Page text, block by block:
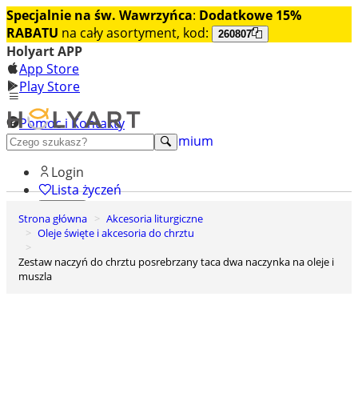
Specjalnie na św. Wawrzyńca: Dodatkowe 15%
RABATU na cały asortyment, kod: 260807
Holyart APP
App Store
Play Store
Pomoc i Kontakty
+48 222 922 860
Odkryj premium
Login
Lista życzeń
0
Koszyk
Strona główna
Akcesoria liturgiczne
Oleje święte i akcesoria do chrztu
Zestaw naczyń do chrztu posrebrzany taca dwa naczynka na oleje i
muszla